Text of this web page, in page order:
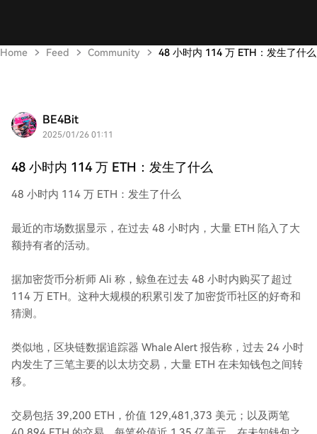
Home Feed Community 48 小时内 114 万 ETH：发生了什么
BE4Bit
2025/01/26 01:11
48 小时内 114 万 ETH：发生了什么
48 小时内 114 万 ETH：发生了什么
最近的市场数据显示，在过去 48 小时内，大量 ETH 陷入了大
额持有者的活动。
据加密货币分析师 Ali 称，鲸鱼在过去 48 小时内购买了超过
114 万 ETH。这种大规模的积累引发了加密货币社区的好奇和
猜测。
类似地，区块链数据追踪器 Whale Alert 报告称，过去 24 小时
内发生了三笔主要的以太坊交易，大量 ETH 在未知钱包之间转
移。
交易包括 39,200 ETH，价值 129,481,373 美元；以及两笔